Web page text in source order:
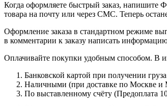
Когда оформляете быстрый заказ, напишите
товара на почту или через СМС. Теперь
Оформление заказа в стандартном режиме
в комментарии к заказу написать
Оплачивайте покупки удобным способом. В
Банковской картой при получении груза
Наличными (при доставке по Москве и
По выставленному счёту (Предоплата